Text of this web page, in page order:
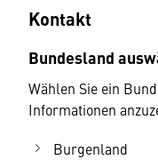
Kontakt
Bundesland
Wählen Sie ein
Informationen
Burgenland